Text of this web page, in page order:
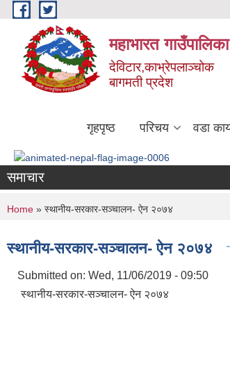
Skip to main content
महाभारत गाउँपालिका
देविटार,काभ्रेपलाञ्चोक
बागमती प्रदेश
गृहपृष्ठ परिचय वडा
समाचार
You are here
Home » स्थानीय-सरकार-सञ्चालन- ऐन २०७४
स्थानीय-सरकार-सञ्चालन- ऐन २०७४
Submitted on: Wed, 11/06/2019 - 09:50
स्थानीय-सरकार-सञ्चालन- ऐन २०७४